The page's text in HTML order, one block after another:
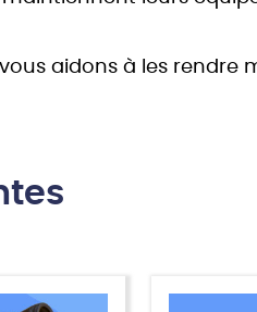
aidons à les rendre